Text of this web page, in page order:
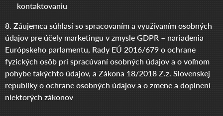
kontaktovaniu
8. Záujemca súhlasí so spracovaním a využívaním osobných
údajov pre účely marketingu v zmysle GDPR – nariadenia
Európskeho parlamentu, Rady EÚ 2016/679 o ochrane
fyzických osôb pri spracúvaní osobných údajov a o voľnom
pohybe takýchto údajov, a Zákona 18/2018 Z.z. Slovenskej
republiky o ochrane osobných údajov a o zmene a doplnení
niektorých zákonov